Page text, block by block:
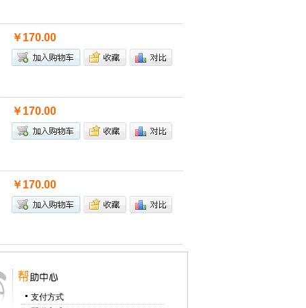
￥170.00
￥170.00
￥170.00
支付方式